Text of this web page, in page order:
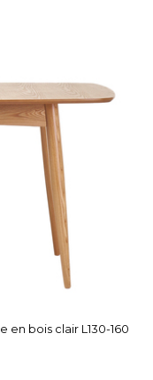
bois clair L130-160